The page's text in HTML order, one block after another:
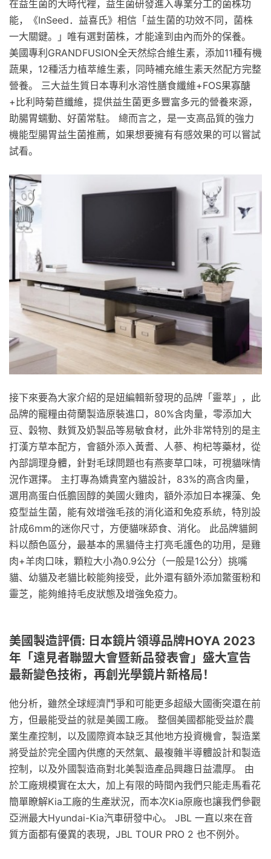
在益生菌的大時代裡，益生菌研發進入專業分工的菌株功
能，《InSeed．益喜氏》相信「益生菌的功效不同，菌株
一大關鍵。」唯有選對菌株，才能達到由內而外的保養。
美國專利GRANDFUSION全天然綜合維生素，添加11種有機
蔬果，12種活力植萃維生素，同時補充維生素天然配方完整
營養。 三大益生質日本專利水溶性膳食纖維+FOS果寡醣
+比利時菊苣纖維，提供益生菌更多豐富多元的營養來源，
助腸胃蠕動、好菌常駐。 總而言之，是一支高品質的強力
機能型腸胃益生菌推薦，如果想要擁有有感效果的可以嘗試
試看。
接下來要為大家介紹的是妞編輯新發現的品牌「靈萃」，此
品牌的寵糧由荷蘭製造原裝進口，80%含肉量，零添加大
豆、穀物、麩質及奶製品等易敏食材，此外非常特別的是主
打漢方草本配方，會額外添入黃耆、人蔘、枸杞等藥材，從
內部調理身體，針對毛球問題也有燕麥草口味，可視貓咪情
況作選擇。 主打專為嬌貴室內貓設計，83%的高含肉量，
選用高蛋白低膽固醇的美國火雞肉，額外添加日本裸藻、免
疫型益生菌，能有效增強毛孩的消化道和免疫系統，特別設
計成6mm的迷你尺寸，方便貓咪舔食、消化。 此品牌貓飼
料以顏色區分，最基本的黑貓侍主打亮毛護色的功用，是雞
肉+羊肉口味，顆粒大小為0.9公分（一般是1公分）挑嘴
貓、幼貓及老貓比較能夠接受，此外還有額外添加鱉蛋粉和
靈芝，能夠維持毛皮狀態及增強免疫力。
美國製造評價: 日本鏡片領導品牌HOYA 2023
年「遠見者聯盟大會暨新品發表會」盛大宣告
最新變色技術，再創光學鏡片新格局！
他分析，雖然全球經濟鬥爭和可能更多超級大國衝突還在前
方，但最能受益的就是美國工廠。 整個美國都能受益於農
業生產控制，以及國際資本缺乏其他地方投資機會，製造業
將受益於完全國內供應的天然氣、最複雜半導體設計和製造
控制，以及外國製造商對北美製造產品興趣日益濃厚。 由
於工廠規模實在太大，加上有限的時間內我們只能走馬看花
簡單瞭解Kia工廠的生產狀況，而本次Kia原廠也讓我們參觀
亞洲最大Hyundai-Kia汽車研發中心。 JBL 一直以來在音
質方面都有優異的表現，JBL TOUR PRO 2 也不例外。